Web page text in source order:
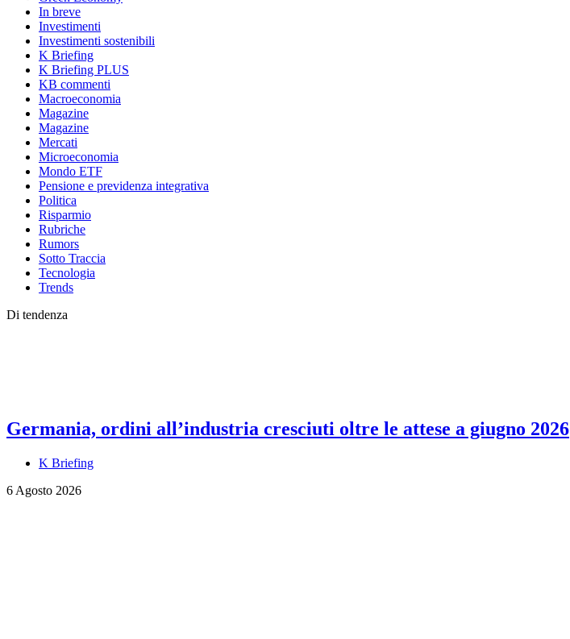
In breve
Investimenti
Investimenti sostenibili
K Briefing
K Briefing PLUS
KB commenti
Macroeconomia
Magazine
Magazine
Mercati
Microeconomia
Mondo ETF
Pensione e previdenza integrativa
Politica
Risparmio
Rubriche
Rumors
Sotto Traccia
Tecnologia
Trends
Di tendenza
Germania, ordini all’industria cresciuti oltre le attese a giugno 2026
K Briefing
6 Agosto 2026